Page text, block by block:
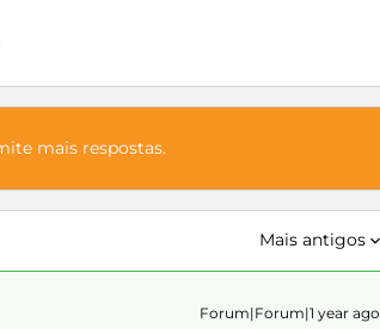
mais respostas.
Mais antigos
Forum|Forum|1 year ago